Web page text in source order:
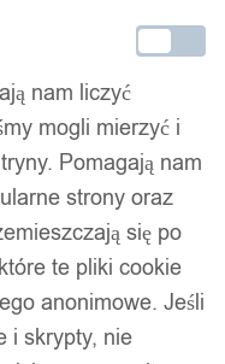
stal 316l
nam liczyć
mogli mierzyć i
Pomagają nam
strony oraz
się po
te pliki cookie
anonimowe. Jeśli
i skrypty, nie